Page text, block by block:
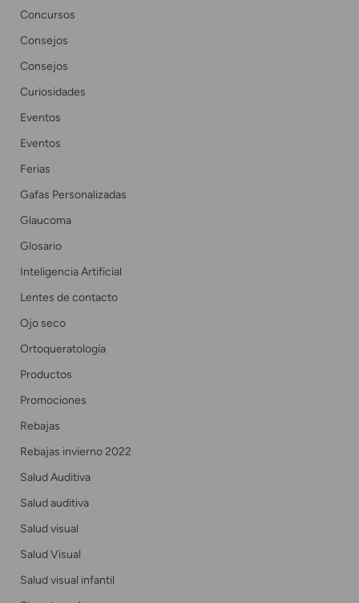
Concursos
Consejos
Consejos
Curiosidades
Eventos
Eventos
Ferias
Gafas Personalizadas
Glaucoma
Glosario
Inteligencia Artificial
Lentes de contacto
Ojo seco
Ortoqueratología
Productos
Promociones
Rebajas
Rebajas invierno 2022
Salud Auditiva
Salud auditiva
Salud visual
Salud Visual
Salud visual infantil